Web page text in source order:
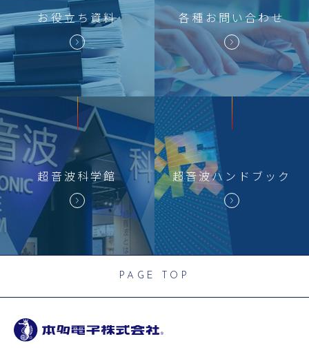
お役立ち 資料 各種お問い合わせ
超音波科学館 超音波ハンドブック
PAGE TOP